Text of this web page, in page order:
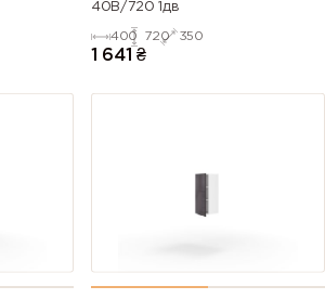
40В/720 1дв
400 720 350
1 641 ₴